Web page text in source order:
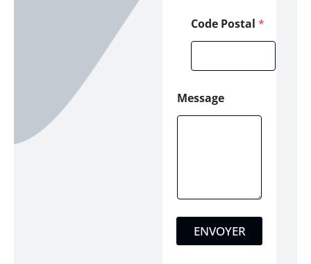
Code Postal *
Message
ENVOYER